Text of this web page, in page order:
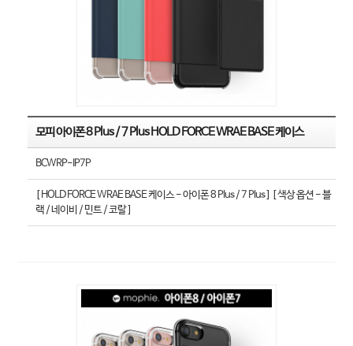
모피 아이폰 8 Plus / 7 Plus HOLD FORCE WRAE BASE 케이스
BCWRP-IP7P
[ HOLD FORCE WRAE BASE 케이스 - 아이폰 8 Plus / 7 Plus ] [ 색상 옵션 - 블
랙 / 네이비 / 민트 / 코랄 ]